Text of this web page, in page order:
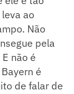
ao
Não
pela
não é
é
de falar de